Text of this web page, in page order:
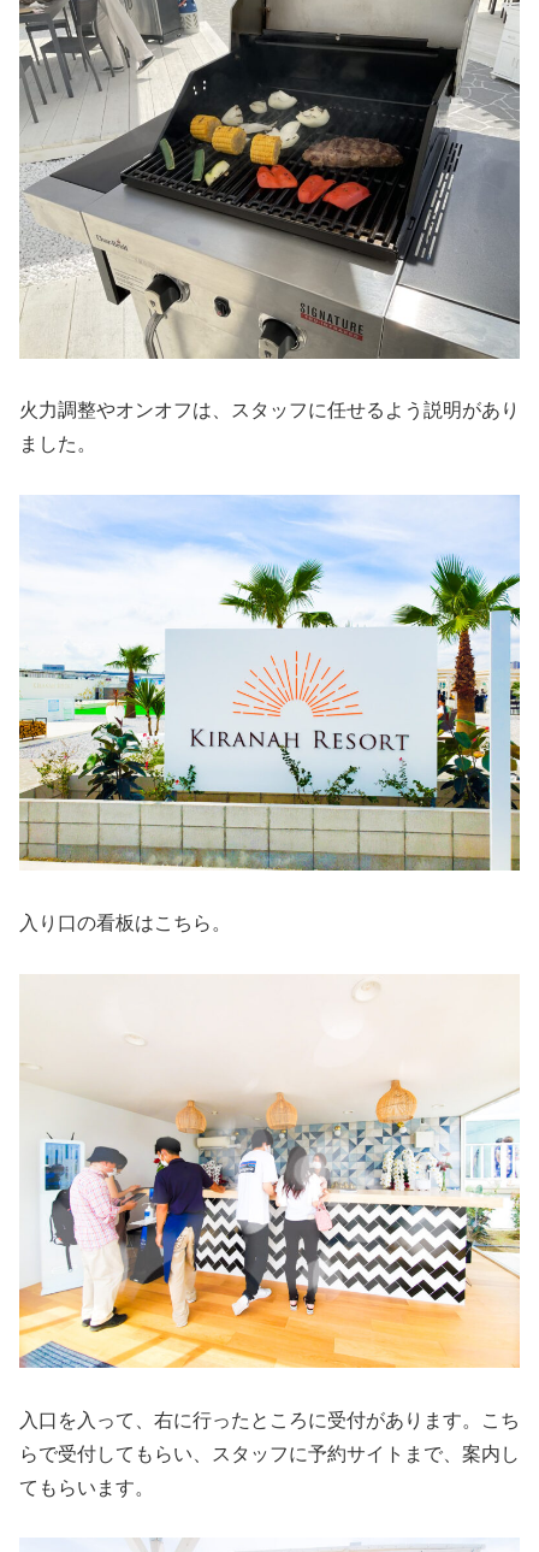
火力調整やオンオフは、スタッフに任せるよう説明があり
ました。
入り口の看板はこちら。
入口を入って、右に行ったところに受付があります。こち
らで受付してもらい、スタッフに予約サイトまで、案内し
てもらいます。